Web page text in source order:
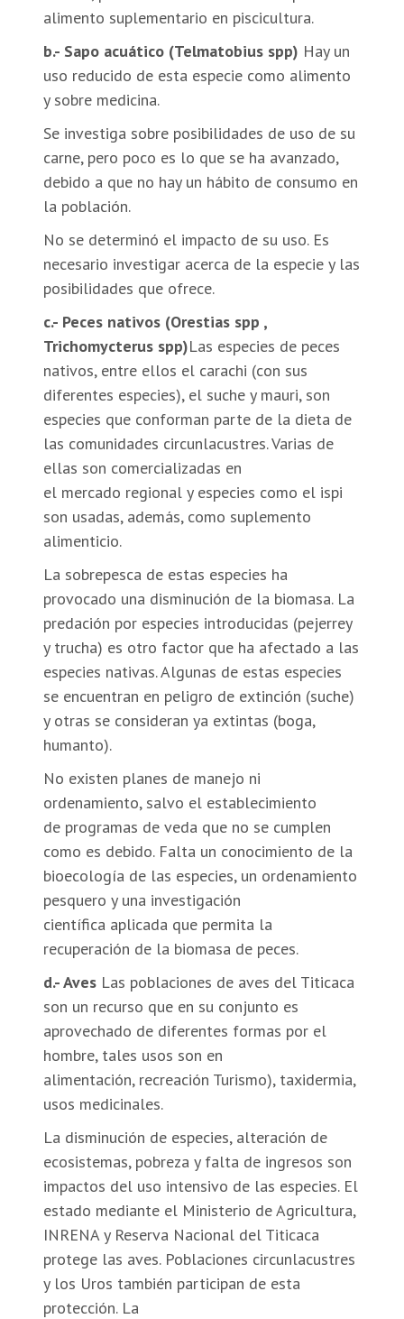
alimento suplementario en piscicultura.
b.- Sapo acuático (Telmatobius spp) Hay un
uso reducido de esta especie como alimento
y sobre medicina.
Se investiga sobre posibilidades de uso de su
carne, pero poco es lo que se ha avanzado,
debido a que no hay un hábito de consumo en
la población.
No se determinó el impacto de su uso. Es
necesario investigar acerca de la especie y las
posibilidades que ofrece.
c.- Peces nativos (Orestias spp ,
Trichomycterus spp)Las especies de peces
nativos, entre ellos el carachi (con sus
diferentes especies), el suche y mauri, son
especies que conforman parte de la dieta de
las comunidades circunlacustres. Varias de
ellas son comercializadas en
el mercado regional y especies como el ispi
son usadas, además, como suplemento
alimenticio.
La sobrepesca de estas especies ha
provocado una disminución de la biomasa. La
predación por especies introducidas (pejerrey
y trucha) es otro factor que ha afectado a las
especies nativas. Algunas de estas especies
se encuentran en peligro de extinción (suche)
y otras se consideran ya extintas (boga,
humanto).
No existen planes de manejo ni
ordenamiento, salvo el establecimiento
de programas de veda que no se cumplen
como es debido. Falta un conocimiento de la
bioecología de las especies, un ordenamiento
pesquero y una investigación
científica aplicada que permita la
recuperación de la biomasa de peces.
d.- Aves Las poblaciones de aves del Titicaca
son un recurso que en su conjunto es
aprovechado de diferentes formas por el
hombre, tales usos son en
alimentación, recreación Turismo), taxidermia,
usos medicinales.
La disminución de especies, alteración de
ecosistemas, pobreza y falta de ingresos son
impactos del uso intensivo de las especies. El
estado mediante el Ministerio de Agricultura,
INRENA y Reserva Nacional del Titicaca
protege las aves. Poblaciones circunlacustres
y los Uros también participan de esta
protección. La